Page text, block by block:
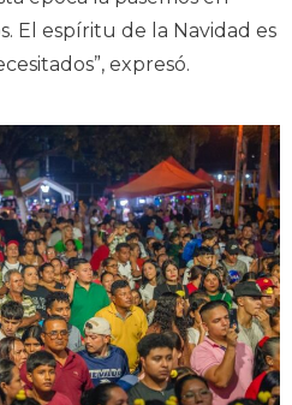
El espíritu de la Navidad es
expresó.